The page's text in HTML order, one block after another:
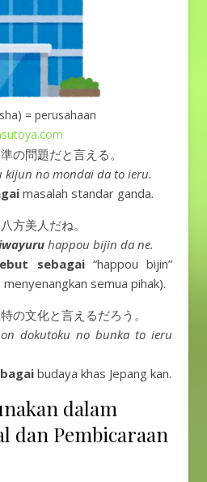
= perusahaan
の問題だと言える。
kijun no mondai da to ieru.
masalah standar ganda.
八方美人だね。
happou bijin da ne.
sebagai“happou bijin”
semua pihak).
の文化と言えるだろう。
dokutoku no bunka to ieru
budaya khas Jepang kan.
dalam
dan Pembicaraan